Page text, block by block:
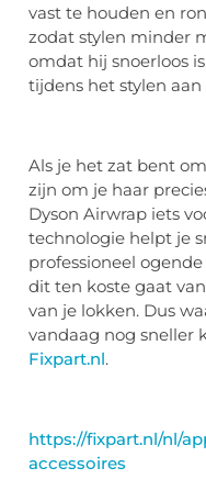
vast te houden en
zodat stylen minder
omdat hij snoerloos
tijdens het stylen
Als je het zat bent
zijn om je haar
Dyson Airwrap iets
technologie helpt je
professioneel
dit ten koste gaat
van je lokken. Dus
vandaag nog sneller
Fixpart.nl.
https://fixpart.nl/nl/
accessoires